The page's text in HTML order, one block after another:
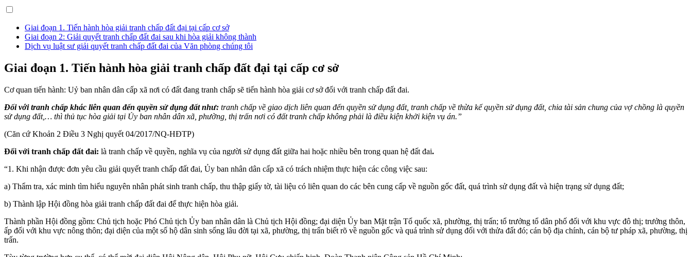
Giai đoạn 1. Tiến hành hòa giải tranh chấp đất đại tại cấp cơ sở
Giai đoạn 2: Giải quyết tranh chấp đất đai sau khi hòa giải không thành
Dịch vụ luật sư giải quyết tranh chấp đất đai của Văn phòng chúng tôi
Giai đoạn 1. Tiến hành hòa giải tranh chấp đất đại tại cấp cơ sở
Cơ quan tiến hành: Uỷ ban nhân dân cấp xã nơi có đất đang tranh chấp sẽ tiến hành hòa giải cơ sở đối với tranh chấp đất đai.
Đối với tranh chấp khác liên quan đến quyền sử dụng đất như: tranh chấp về giao dịch liên quan đến quyền sử dụng đất, tranh chấp về thừa kế quyền sử dụng đất, chia tài sản chung của vợ chồng là quyền
sử dụng đất,… thì thủ tục hòa giải tại Ủy ban nhân dân xã, phường, thị trấn nơi có đất tranh chấp không phải là điều kiện khởi kiện vụ án.”
(Căn cứ Khoản 2 Điều 3 Nghị quyết 04/2017/NQ-HĐTP)
Đối với tranh chấp đất đai: là tranh chấp về quyền, nghĩa vụ của người sử dụng đất giữa hai hoặc nhiều bên trong quan hệ đất đai.
“1. Khi nhận được đơn yêu cầu giải quyết tranh chấp đất đai, Ủy ban nhân dân cấp xã có trách nhiệm thực hiện các công việc sau:
a) Thẩm tra, xác minh tìm hiểu nguyên nhân phát sinh tranh chấp, thu thập giấy tờ, tài liệu có liên quan do các bên cung cấp về nguồn gốc đất, quá trình sử dụng đất và hiện trạng sử dụng đất;
b) Thành lập Hội đồng hòa giải tranh chấp đất đai để thực hiện hòa giải.
Thành phần Hội đồng gồm: Chủ tịch hoặc Phó Chủ tịch Ủy ban nhân dân là Chủ tịch Hội đồng; đại diện Ủy ban Mặt trận Tổ quốc xã, phường, thị trấn; tổ trưởng tổ dân phố đối với khu vực đô thị; trưởng thôn,
ấp đối với khu vực nông thôn; đại diện của một số hộ dân sinh sống lâu đời tại xã, phường, thị trấn biết rõ về nguồn gốc và quá trình sử dụng đối với thửa đất đó; cán bộ địa chính, cán bộ tư pháp xã, phường, thị
trấn.